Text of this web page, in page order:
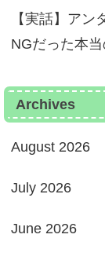
【実話】アン
NGだった本
Archives
August 2026
July 2026
June 2026